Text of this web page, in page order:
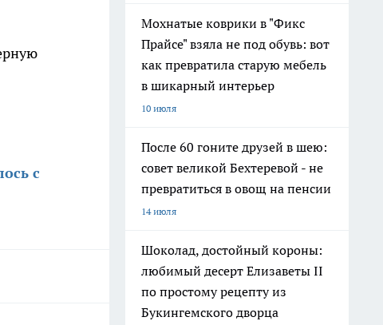
с
Мохнатые коврики в "Фикс
Прайсе" взяла не под обувь: вот
как превратила старую мебель
в шикарный интерьер
10 июля
После 60 гоните друзей в шею:
совет великой Бехтеревой - не
превратиться в овощ на пенсии
14 июля
Шоколад, достойный короны:
любимый десерт Елизаветы II
по простому рецепту из
Букингемского дворца